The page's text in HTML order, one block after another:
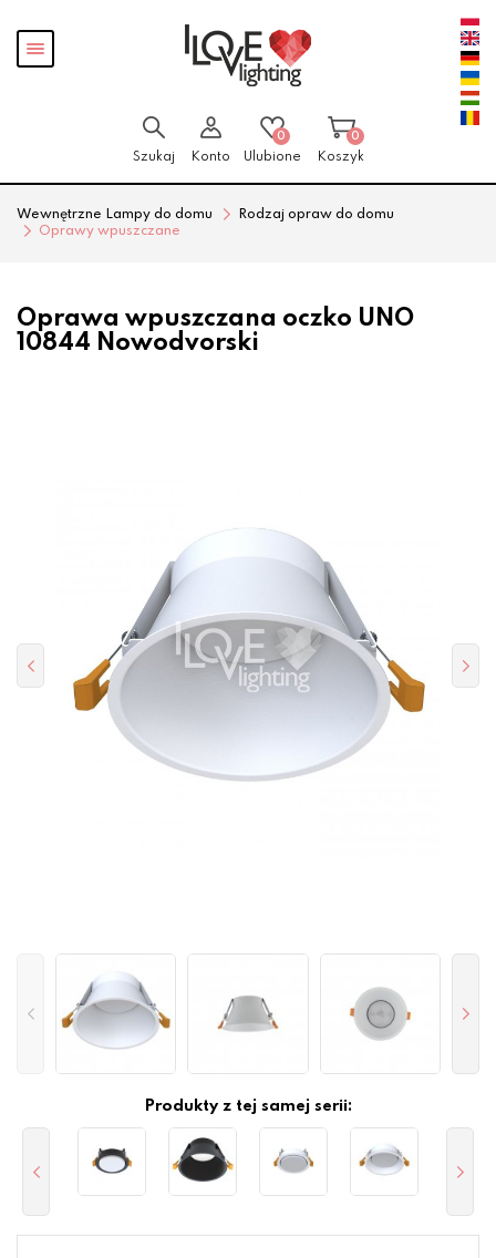
Pokaż
menu
Szukaj Konto
0
Ulubione
0
Koszyk
Wewnętrzne Lampy do domu
Rodzaj opraw do domu
Oprawy wpuszczane
Oprawa wpuszczana oczko UNO
10844 Nowodvorski
Produkty z tej samej serii: